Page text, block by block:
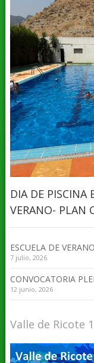
DIA DE PISCINA
VERANO- PLAN
ESCUELA DE
7 julio, 2026
CONVOCATORIA
12 junio, 2026
Valle de Ricote